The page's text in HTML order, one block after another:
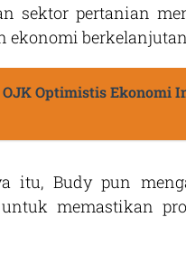
sektor pertanian
ekonomi
OJK Optimistis Ekonomi
itu, Budy pun
memastikan